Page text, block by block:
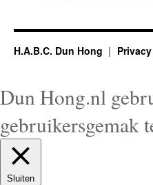
H.A.B.C. Dun Hong
Dun Hong.nl
gebruikersgemak
Sluiten